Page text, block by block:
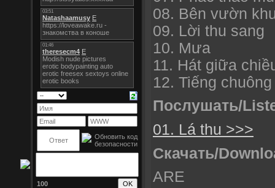
100
08. Bên vườn
09. Lời thu sang
10. Mưa
11. Hát giữa
12. Tiếng
Послушать/
01. Lá thu >>>
Скачать/
ARE